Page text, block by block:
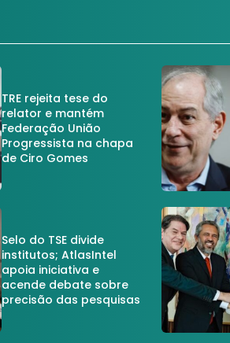
TRE rejeita tese do
relator e mantém
Federação União
Progressista na chapa
de Ciro Gomes
Selo do TSE divide
institutos; AtlasIntel
apoia iniciativa e
acende debate sobre
precisão das pesquisas